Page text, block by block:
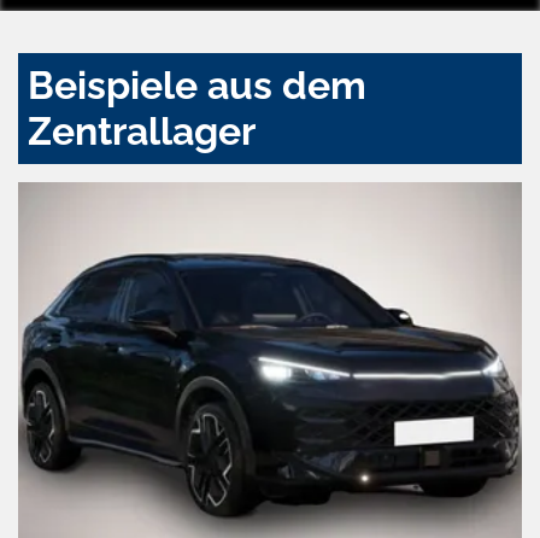
Beispiele aus dem
Zentrallager